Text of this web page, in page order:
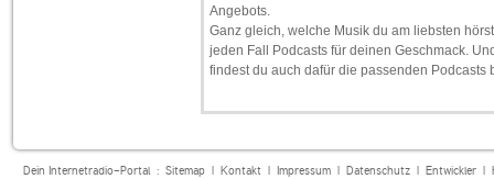
Angebots.
Ganz gleich, welche Musik du am liebsten
jeden Fall Podcasts für deinen Geschmack.
findest du auch dafür die passenden Podcasts
Dein Internetradio-Portal : Sitemap| Kontakt| Impressum| Datenschutz| Entwickler|